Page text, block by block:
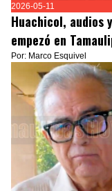
2026-05-11
Huachicol, audios
empezó en
Por: Marco Esquivel